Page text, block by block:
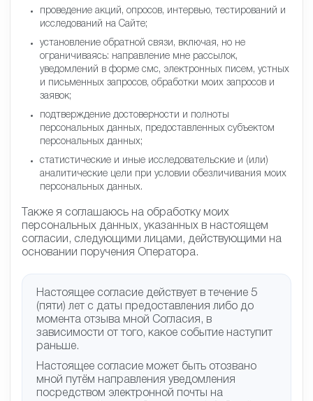
Оператором и их дальнейшего исполнения;
проведение акций, опросов, интервью, тестирований
и исследований на Сайте;
установление обратной связи, включая, но не
ограничиваясь: направление мне рассылок,
уведомлений в форме смс, электронных писем,
устных и письменных запросов, обработки моих
подтверждение достоверности и полноты
персональных данных, предоставленных субъектом
статистические и иные исследовательские и (или)
аналитические цели при условии обезличивания моих
Также я соглашаюсь на обработку моих
персональных данных, указанных в настоящем
согласии, следующими лицами, действующими на
Настоящее согласие действует в течение 5
(пяти) лет с даты предоставления либо до
момента отзыва мной Согласия, в
зависимости от того, какое событие наступит
раньше.
Настоящее согласие может быть отозвано
мной путём направления уведомления